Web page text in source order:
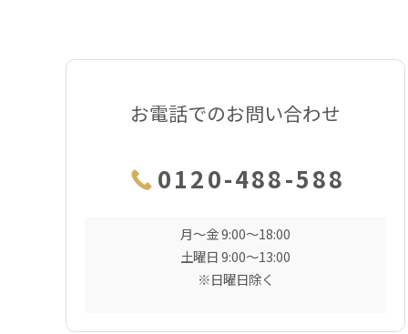
お電話でのお問い合わせ
0120-488-588
月〜金 9:00〜18:00
土曜日 9:00〜13:00
※日曜日除く